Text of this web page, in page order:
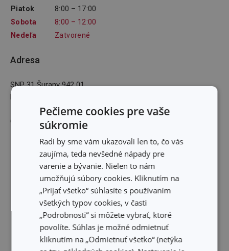
Piatok
8:00 – 17:00
Sobota
8:00 – 12:00
Nedeľa
Zatvorené
Adresa
SNP 31 Šurany 942 01
E-mailová adresa
GPS: 48,0890121N 18,185109E
Pečieme cookies pre vaše
súkromie
Radi by sme vám ukazovali len to, čo vás
zaujíma, teda nevšedné nápady pre
varenie a bývanie. Nielen to nám
umožňujú súbory cookies. Kliknutím na
„Prijať všetko“ súhlasíte s používaním
všetkých typov cookies, v časti
„Podrobnosti“ si môžete vybrať, ktoré
povolíte. Súhlas je možné odmietnuť
kliknutím na „Odmietnuť všetko“ (netýka